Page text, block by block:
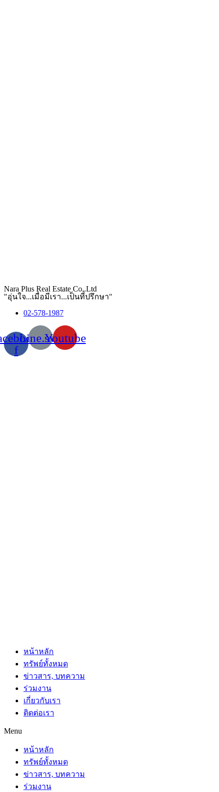
Nara Plus Real Estate Co,.Ltd
"อุ่นใจ...เมื่อมีเรา...เป็นที่ปรึกษา"
02-578-1987
f
Line.svgYoutube
หน้าหลัก
ทรัพย์ทั้งหมด
ข่าวสาร, บทความ
ร่วมงาน
เกี่ยวกับเรา
ติดต่อเรา
Menu
หน้าหลัก
ทรัพย์ทั้งหมด
ข่าวสาร, บทความ
ร่วมงาน